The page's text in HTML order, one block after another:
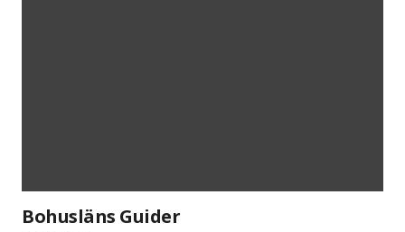
Bohusläns Guider